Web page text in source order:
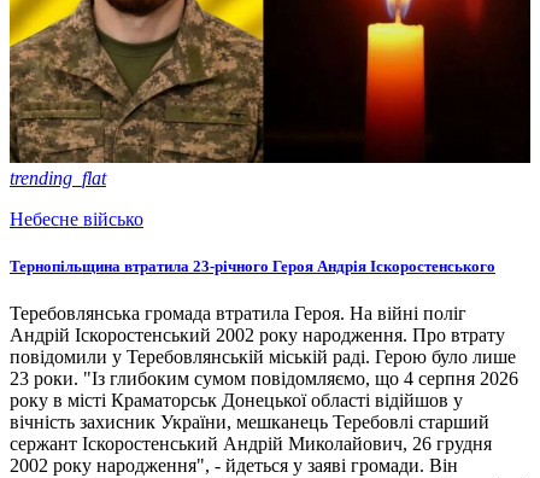
trending_flat
Небесне військо
Тернопільщина втратила 23-річного Героя Андрія Іскоростенського
Теребовлянська громада втратила Героя. На війні поліг
Андрій Іскоростенський 2002 року народження. Про втрату
повідомили у Теребовлянській міській раді. Герою було лише
23 роки. "Із глибоким сумом повідомляємо, що 4 серпня 2026
року в місті Краматорськ Донецької області відійшов у
вічність захисник України, мешканець Теребовлі старший
сержант Іскоростенський Андрій Миколайович, 26 грудня
2002 року народження", - йдеться у заяві громади. Він